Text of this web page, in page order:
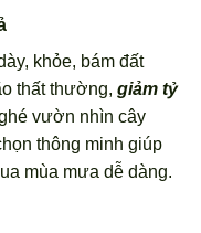
khỏe, bám đất
thất thường, giảm tỷ
vườn nhìn cây
thông minh giúp
mùa mưa dễ dàng.